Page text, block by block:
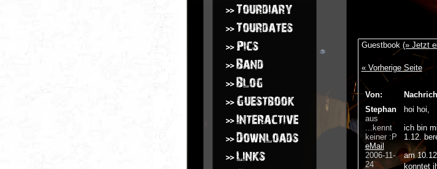
Guestbook (» Jetzt
« Vorherige Seite
Von:
Stephan
aus
...kennt
keiner :P
eMail
2006-11-
24
hoi hoi,
ich bin
1.12.
am
konntet